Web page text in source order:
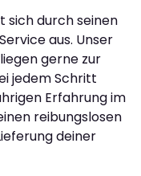
sich durch seinen
aus. Unser
gerne zur
jedem Schritt
Erfahrung im
reibungslosen
deiner